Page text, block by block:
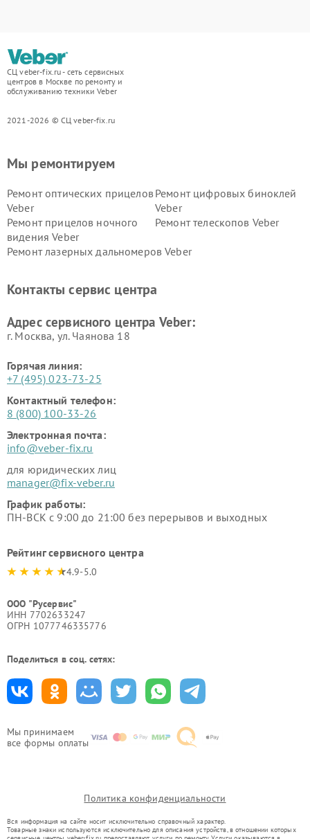
СЦ veber-fix.ru - сеть сервисных
центров в Москве по ремонту и
обслуживанию техники Veber
2021-2026 © СЦ veber-fix.ru
Мы принимаем
все формы оплаты
Мы ремонтируем
Ремонт оптических прицелов
Veber
Ремонт цифровых биноклей
Veber
Ремонт прицелов ночного
видения Veber
Ремонт телескопов Veber
Ремонт лазерных дальномеров Veber
Контакты сервис центра
Адрес сервисного центра Veber:
г. Москва, ул. Чаянова 18
Горячая линия:
+7 (495) 023-73-25
Контактный телефон:
8 (800) 100-33-26
Электронная почта:
info@veber-fix.ru
для юридических лиц
manager@fix-veber.ru
График работы:
ПН-ВСК с 9:00 до 21:00 без перерывов и выходных
Рейтинг сервисного центра
4.9-5.0
ООО "Русервис"
ИНН 7702633247
ОГРН 1077746335776
Поделиться в соц. сетях:
Политика конфиденциальности
Вся информация на сайте носит исключительно справочный характер.
Товарные знаки используются исключительно для описания устройств, в отношении которых